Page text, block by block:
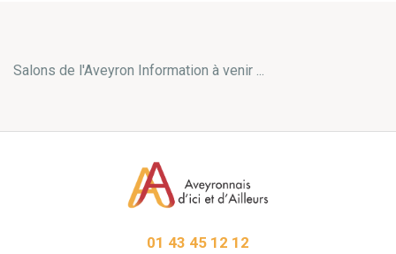
Salons de l'Aveyron Information à venir ...
01 43 45 12 12